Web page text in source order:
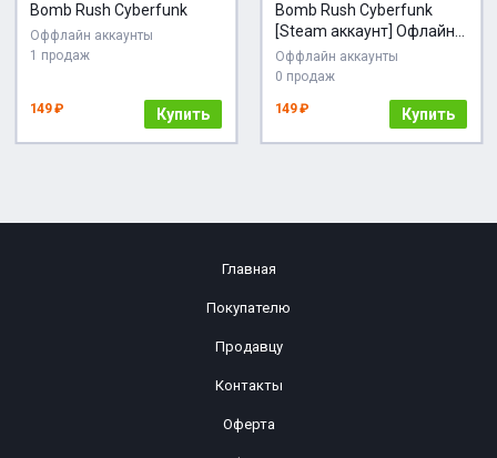
Bomb Rush Cyberfunk
Оффлайн аккаунты
1 продаж
149 ₽ Купить
Bomb Rush Cyberfunk
[Steam аккаунт] Офлайн,
Без Guard
Оффлайн аккаунты
0 продаж
149 ₽ Купить
Главная
Покупателю
Продавцу
Контакты
Оферта